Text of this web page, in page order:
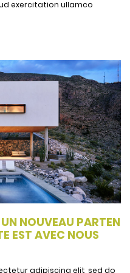
exercitation ullamco
NOUVEAU PARTEN
EST AVEC NOUS
adipiscing elit, sed do